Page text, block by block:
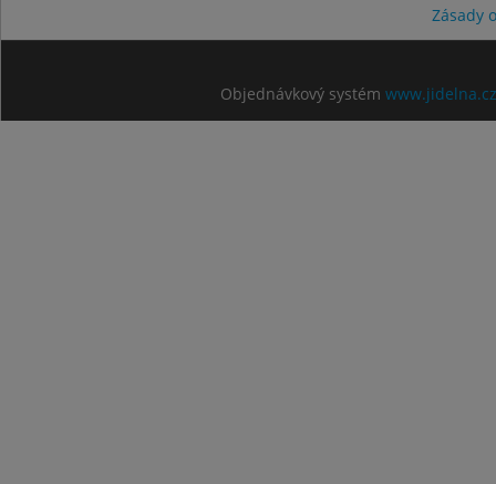
Zásady
Objednávkový systém www.jidelna.cz